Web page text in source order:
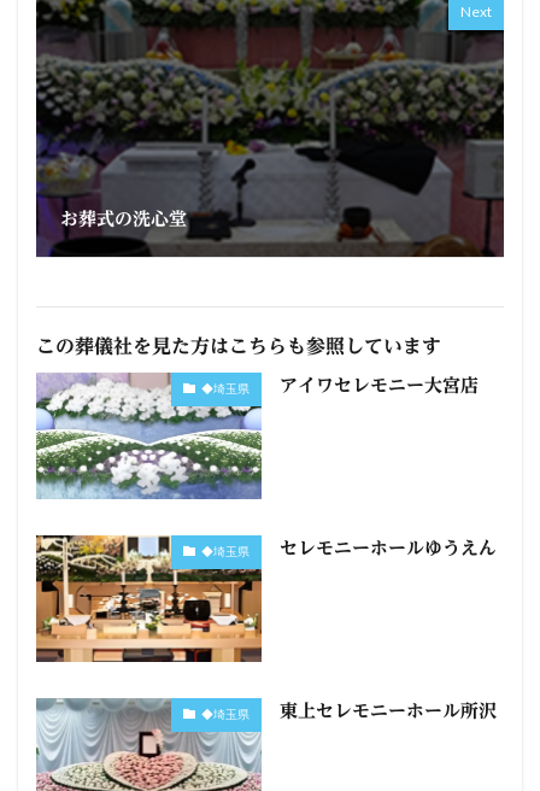
Next
お葬式の洗心堂
この葬儀社を見た方はこちらも参照しています
◆埼玉県 アイワセレモニー大宮店
◆埼玉県 セレモニーホールゆうえん
◆埼玉県 東上セレモニーホール所沢